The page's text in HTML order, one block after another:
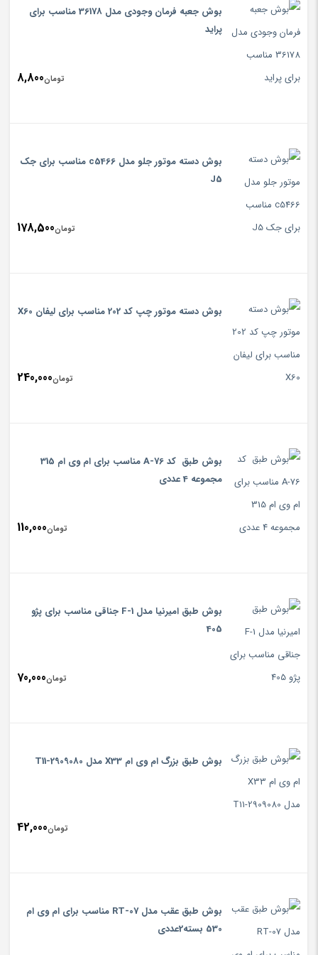
بوش جعبه فرمان وجودی مدل 36178 مناسب برای
پراید
تومان8,800
بوش دسته موتور جلو مدل c5466 مناسب برای جک
J5
تومان178,500
بوش دسته موتور چپ کد 202 مناسب برای لیفان X60
تومان240,000
بوش طبق کد A-76 مناسب برای ام وی ام 315
مجموعه 4 عددی
تومان110,000
بوش طبق امیرنیا مدل F-1 جناقی مناسب برای پژو
405
تومان70,000
بوش طبق بزرگ ام وی ام X33 مدل T11-2909080
تومان42,000
بوش طبق عقب مدل RT-07 مناسب برای ام وی ام
530 بسته2عددی